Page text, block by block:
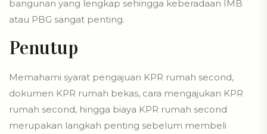
bangunan yang lengkap sehingga keberadaan IMB
atau PBG sangat penting.
Penutup
Memahami syarat pengajuan KPR rumah second,
dokumen KPR rumah bekas, cara mengajukan KPR
rumah second, hingga biaya KPR rumah second
merupakan langkah penting sebelum membeli